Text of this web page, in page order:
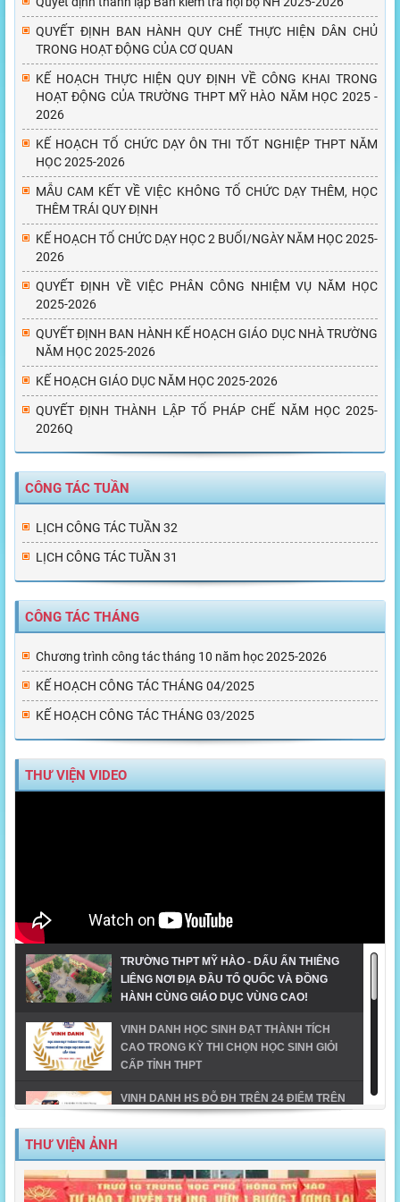
QUYẾT ĐỊNH BAN HÀNH QUY CHẾ THỰC HIỆN DÂN CHỦ
TRONG HOẠT ĐỘNG CỦA CƠ QUAN
KẾ HOẠCH THỰC HIỆN QUY ĐỊNH VỀ CÔNG KHAI TRONG
HOẠT ĐỘNG CỦA TRƯỜNG THPT MỸ HÀO NĂM HỌC 2025 -
2026
KẾ HOẠCH TỔ CHỨC DẠY ÔN THI TỐT NGHIỆP THPT NĂM
HỌC 2025-2026
MẪU CAM KẾT VỀ VIỆC KHÔNG TỔ CHỨC DẠY THÊM, HỌC
THÊM TRÁI QUY ĐỊNH
KẾ HOẠCH TỔ CHỨC DẠY HỌC 2 BUỔI/NGÀY NĂM HỌC 2025-
2026
QUYẾT ĐỊNH VỀ VIỆC PHÂN CÔNG NHIỆM VỤ NĂM HỌC
2025-2026
QUYẾT ĐỊNH BAN HÀNH KẾ HOẠCH GIÁO DỤC NHÀ TRƯỜNG
NĂM HỌC 2025-2026
KẾ HOẠCH GIÁO DỤC NĂM HỌC 2025-2026
QUYẾT ĐỊNH THÀNH LẬP TỔ PHÁP CHẾ NĂM HỌC 2025-
2026Q
CÔNG TÁC TUẦN
LỊCH CÔNG TÁC TUẦN 32
LỊCH CÔNG TÁC TUẦN 31
CÔNG TÁC THÁNG
Chương trình công tác tháng 10 năm học 2025-2026
KẾ HOẠCH CÔNG TÁC THÁNG 04/2025
KẾ HOẠCH CÔNG TÁC THÁNG 03/2025
THƯ VIỆN VIDEO
TRƯỜNG THPT MỸ HÀO - DẤU ẤN THIÊNG
LIÊNG NƠI ĐỊA ĐẦU TỔ QUỐC VÀ ĐỒNG
HÀNH CÙNG GIÁO DỤC VÙNG CAO!
VINH DANH HỌC SINH ĐẠT THÀNH TÍCH
CAO TRONG KỲ THI CHỌN HỌC SINH GIỎI
CẤP TỈNH THPT
VINH DANH HS ĐỖ ĐH TRÊN 24 ĐIỂM TRÊN
ĐỊA BÀN TX MỸ HÀO-NĂM 2023
MỸ HÀO VINH DANH HỌC SINH GIỎI CẤP
TỈNH NĂM HỌC 2023-2024
THƯ VIỆN ẢNH